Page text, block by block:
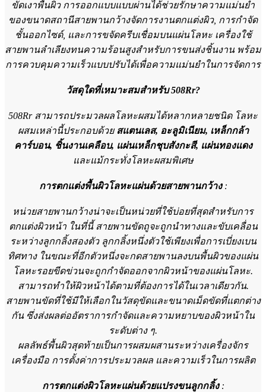
ขัดเงาพื้นผิว การออกแบบแบบผ่านได้ช่วยรักษาความแม่นยำ
ของขนาดสถานีสายพานกว้างจัดการงานตกแต่งผิว, การกำจัด
ชั้นออกไซด์, และการขจัดครีบเชื่อมบนแผ่นโลหะ เครื่องใช้
สายพานลำเลียงทนความร้อนสูงสำหรับการขนส่งชิ้นงาน พร้อม
การควบคุมความเร็วแบบปรับได้เพื่อความแม่นยำในการจัดการ
วัสดุใดที่เหมาะสมสำหรับ 508Rr?
508Rr สามารถประมวลผลโลหะผสมได้หลากหลายชนิด โลหะ
ผสมเหล่านี้ประกอบด้วยสแตนเลส, อะลูมิเนียม, เหล็กกล้า
คาร์บอน, ชิ้นงานเคลือบ, แผ่นเหล็กชุบสังกะสี, แผ่นทองแดง
และแม้กระทั่งโลหะผสมพิเศษ
การตกแต่งพื้นผิวโลหะแผ่นด้วยสายพานกว้าง:
หน่วยสายพานกว้างน่าจะเป็นหน่วยที่ใช้บ่อยที่สุดสำหรับการ
ตกแต่งผิวหน้า ในที่นี้ สายพานขัดถูจะถูกนำทางและขับเคลื่อน
ระหว่างลูกกลิ้งสองตัว ลูกกลิ้งหนึ่งตัวใช้เพียงเพื่อการเบี่ยงเบน
ทิศทาง ในขณะที่อีกตัวหนึ่งจะกดสายพานลงบนพื้นผิวของแผ่น
โลหะรอยขีดข่วนจะถูกกำจัดออกจากผิวหน้าของแผ่นโลหะ.
สามารถทำให้ผิวหน้าได้ตามที่ต้องการได้ในเวลาเดียวกัน.
สายพานขัดที่ใช้มีให้เลือกในวัสดุขัดและขนาดเม็ดขัดที่แตกต่าง
กัน ซึ่งส่งผลต่ออัตราการกำจัดและความหยาบของผิวหน้าใน
ระดับต่าง ๆ.
ผลลัพธ์พื้นผิวสุดท้ายเป็นการผสมผสานระหว่างเครื่องจักร
เครื่องมือ การตั้งค่าการประมวลผล และความเร็วในการผลิต
การตกแต่งผิวโลหะแผ่นด้วยแปรงขนลูกกลิ้ง: